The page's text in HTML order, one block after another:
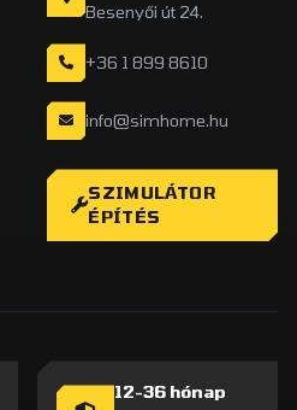
Besenyői út 24.
+36 1 899 8610
info@simhome.hu
SZIMULÁTOR
ÉPÍTÉS
12-36 hónap